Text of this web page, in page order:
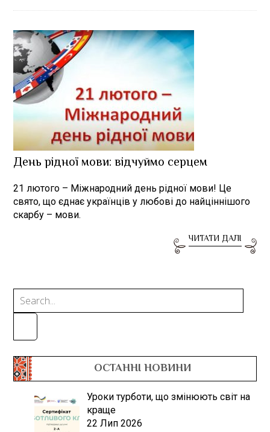
День рідної мови: відчуймо серцем
21 лютого – Міжнародний день рідної мови! Це
свято, що єднає українців у любові до найціннішого
скарбу – мови.
ЧИТАТИ ДАЛІ
ОСТАННІ НОВИНИ
Уроки турботи, що змінюють світ на
краще
22 Лип 2026